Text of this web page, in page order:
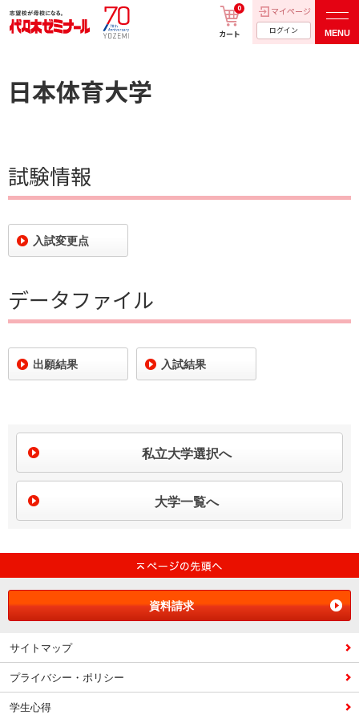
カート
0 マイページ
ログイン MENU
日本体育大学
試験情報
入試変更点
データファイル
出願結果 入試結果
私立大学選択へ
大学一覧へ
資料請求
サイトマップ
プライバシー・ポリシー
学生心得